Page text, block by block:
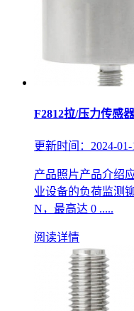
F2812拉/压力传感器
更新时间：2024-01-
产品照片产品介绍
业设备的负荷监测
N，最高达 0 .....
阅读详情